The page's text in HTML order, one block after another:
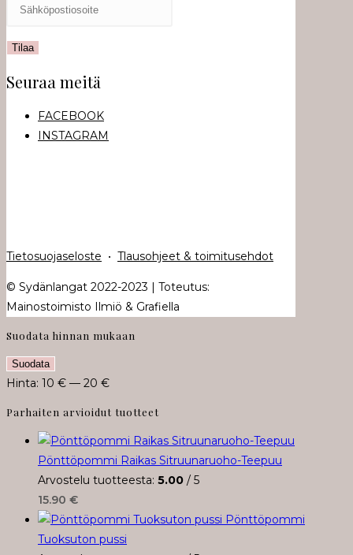
Seuraa meitä
FACEBOOK
INSTAGRAM
Tietosuojaseloste • Tlausohjeet & toimitusehdot
© Sydänlangat 2022-2023 | Toteutus:
Mainostoimisto Ilmiö & Grafiella
Suodata hinnan mukaan
Minimihinta
Maksimihinta
Suodata
Hinta: 10 € — 20 €
Parhaiten arvioidut tuotteet
Pönttöpommi Raikas Sitruunaruoho-Teepuu
Arvostelu tuotteesta: 5.00 / 5
15.90 €
Pönttöpommi
Tuoksuton pussi